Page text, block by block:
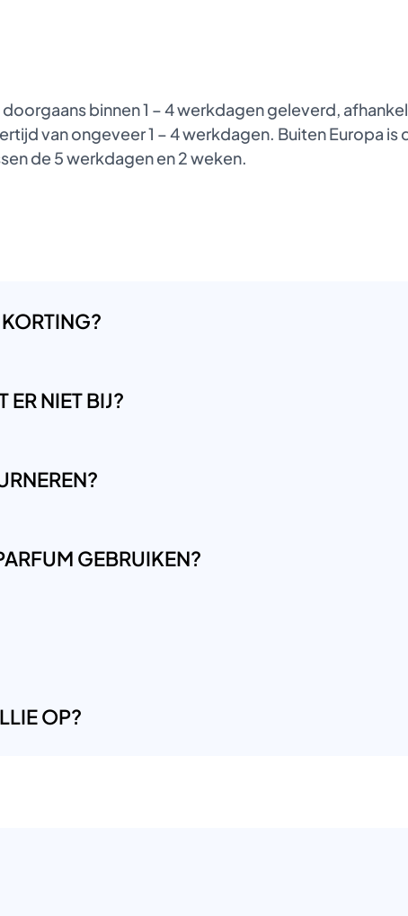
binnen 1 – 4 werkdagen geleverd,
van ongeveer 1 – 4 werkdagen. Buiten Europa is
de 5 werkdagen en 2 weken.
ER NIET BIJ?
GEBRUIKEN?
OP?